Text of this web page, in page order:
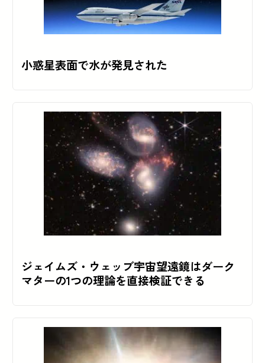
小惑星表面で水が発見された
ジェイムズ・ウェッブ宇宙望遠鏡はダーク
マターの1つの理論を直接検証できる